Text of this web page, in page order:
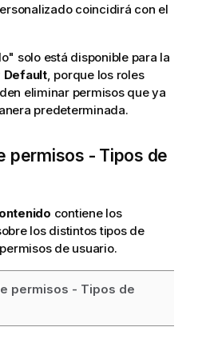
coincidirá con el
solo está disponible para la
Default, porque los roles
eliminar permisos que ya
predeterminada.
permisos - Tipos de
contiene los
los distintos tipos de
de usuario.
permisos - Tipos de